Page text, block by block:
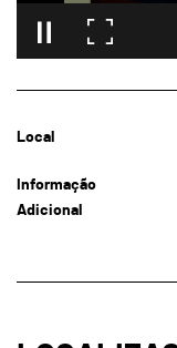
Local
Informação
Adicional